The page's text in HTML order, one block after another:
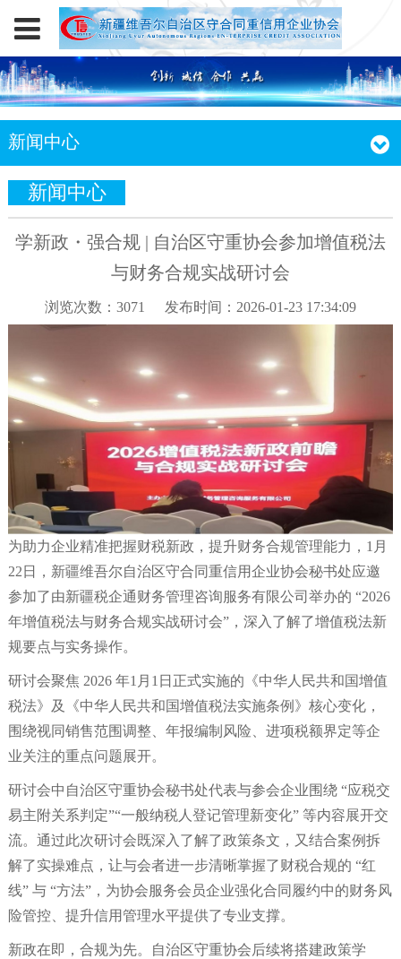
新闻中心
新闻中心
学新政・强合规 | 自治区守重协会参加增值税法
与财务合规实战研讨会
浏览次数：3071 发布时间：2026-01-23 17:34:09
为助力企业精准把握财税新政，提升财务合规管理能力，1月
22日，新疆维吾尔自治区守合同重信用企业协会秘书处应邀
参加了由新疆税企通财务管理咨询服务有限公司举办的 “2026
年增值税法与财务合规实战研讨会”，深入了解了增值税法新
规要点与实务操作。
研讨会聚焦 2026 年1月1日正式实施的《中华人民共和国增值
税法》及《中华人民共和国增值税法实施条例》核心变化，
围绕视同销售范围调整、年报编制风险、进项税额界定等企
业关注的重点问题展开。
研讨会中自治区守重协会秘书处代表与参会企业围绕 “应税交
易主附关系判定”“一般纳税人登记管理新变化” 等内容展开交
流。通过此次研讨会既深入了解了政策条文，又结合案例拆
解了实操难点，让与会者进一步清晰掌握了财税合规的 “红
线” 与 “方法”，为协会服务会员企业强化合同履约中的财务风
险管控、提升信用管理水平提供了专业支撑。
新政在即，合规为先。自治区守重协会后续将搭建政策学